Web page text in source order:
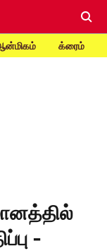
க்ரைம்
-